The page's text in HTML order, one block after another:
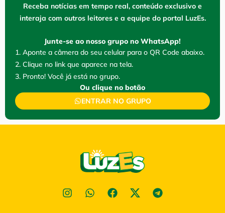
Receba notícias em tempo real, conteúdo exclusivo e
interaja com outros leitores e a equipe do portal LuzEs.
Junte-se ao nosso grupo no WhatsApp!
1. Aponte a câmera do seu celular para o QR Code abaixo.
2. Clique no link que aparece na tela.
3. Pronto! Você já está no grupo.
Ou clique no botão
ENTRAR NO GRUPO